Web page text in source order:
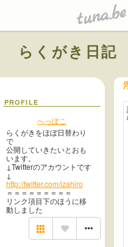
tuna.be
らくがき日記
PROFILE
へっぽこ
らくがきをほぼ日替わり
で
公開していきたいとおも
います。
↓Twitterのアカウントです
↓
http://twitter.com/izahiro
＝＝＝＝＝＝＝＝＝
リンク項目下のほうに移
動しました